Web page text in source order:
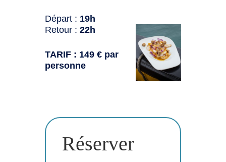
Départ : 19h
Retour : 22h
TARIF : 149 € par
personne
Réserver